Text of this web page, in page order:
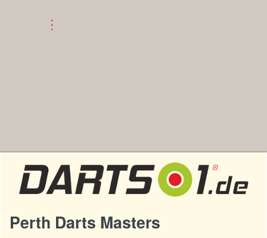
Perth Darts Masters